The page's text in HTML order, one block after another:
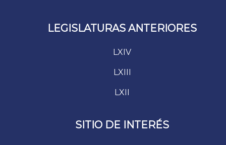
LEGISLATURAS ANTERIORES
LXIV
LXIII
LXII
SITIO DE INTERÉS